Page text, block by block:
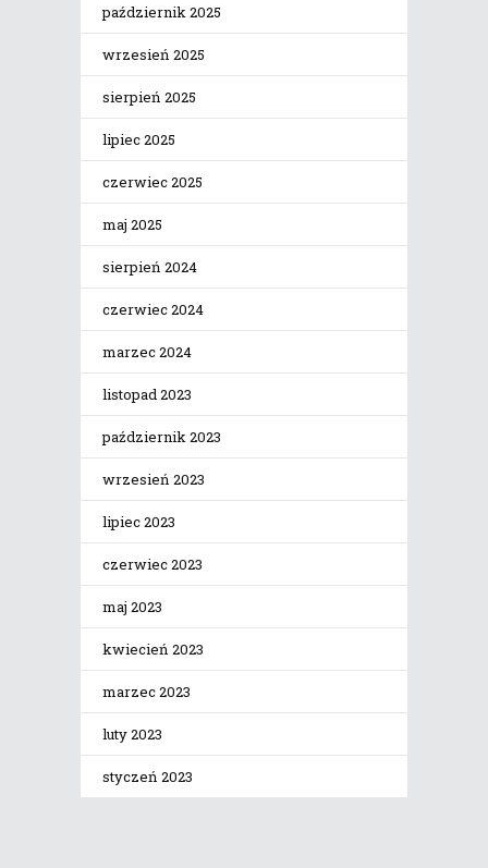
październik 2025
wrzesień 2025
sierpień 2025
lipiec 2025
czerwiec 2025
maj 2025
sierpień 2024
czerwiec 2024
marzec 2024
listopad 2023
październik 2023
wrzesień 2023
lipiec 2023
czerwiec 2023
maj 2023
kwiecień 2023
marzec 2023
luty 2023
styczeń 2023